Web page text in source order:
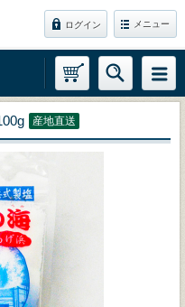
ログイン メニュー
産地直送